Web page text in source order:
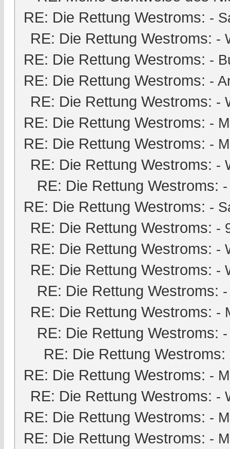
RE: Die Rettung Westroms: -
RE: Die Rettung Westroms: -
RE: Die Rettung Westroms: -
RE: Die Rettung Westroms: -
RE: Die Rettung Westroms: -
RE: Die Rettung Westroms: -
RE: Die Rettung Westroms: -
RE: Die Rettung Westroms: -
RE: Die Rettung Westroms:
RE: Die Rettung Westroms: -
RE: Die Rettung Westroms: -
RE: Die Rettung Westroms: -
RE: Die Rettung Westroms: -
RE: Die Rettung Westroms:
RE: Die Rettung Westroms: -
RE: Die Rettung Westroms:
RE: Die Rettung Westroms:
RE: Die Rettung Westroms: -
RE: Die Rettung Westroms: -
RE: Die Rettung Westroms: -
RE: Die Rettung Westroms: -